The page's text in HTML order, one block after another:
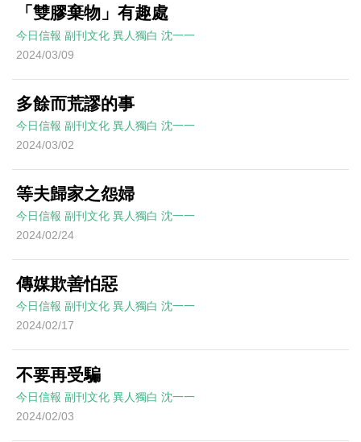
「雙膠棄物」有趣處
今日信報 副刊文化 異人獨白 沈一一
2024/03/09
多餘而荒謬的事
今日信報 副刊文化 異人獨白 沈一一
2024/03/02
等夫歸家之怨婦
今日信報 副刊文化 異人獨白 沈一一
2024/02/24
傳媒欺善怕惡
今日信報 副刊文化 異人獨白 沈一一
2024/02/17
不要再受騙
今日信報 副刊文化 異人獨白 沈一一
2024/02/03